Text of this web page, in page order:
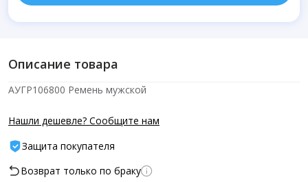
Описание товара
АУГР106800 Ремень мужской
Нашли дешевле? Сообщите нам
Защита покупателя
Возврат только по браку